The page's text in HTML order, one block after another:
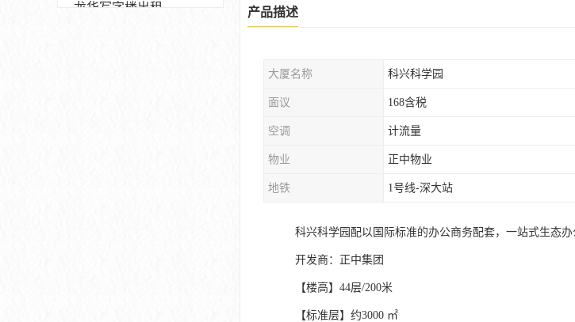
龙华写字楼出租 产品描述
大厦名称 科兴科学园
面议 168含税
空调 计流量
物业 正中物业
地铁 1号线-深大站
科兴科学园配以国际标准的办公商务配套，一站式生态
开发商：正中集团
【楼高】44层/200米
【标准层】约3000 ㎡